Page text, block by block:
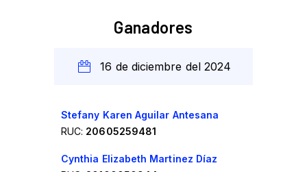
16 de diciembre del 2024